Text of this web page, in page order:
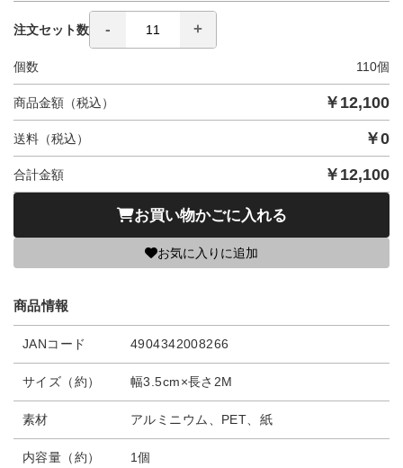
注文セット数
個数 110個
商品金額（税込） ￥ 12,100
送料（税込） ￥0
合計金額 ￥ 12,100
お買い物かごに入れる
お気に入りに追加
商品情報
JANコード 4904342008266
サイズ（約） 幅3.5cm×長さ2M
素材 アルミニウム、PET、紙
内容量（約） 1個